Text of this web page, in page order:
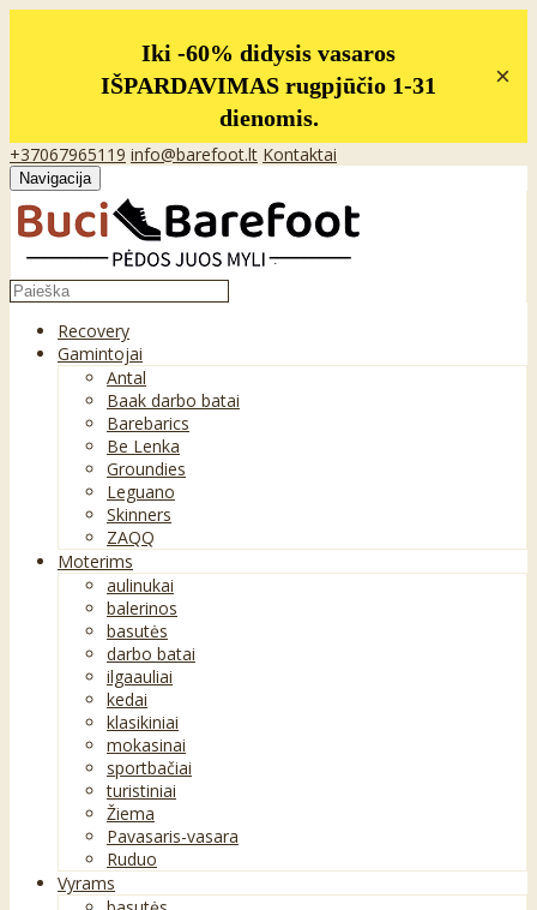
Iki -60% didysis vasaros
IŠPARDAVIMAS rugpjūčio 1-31
dienomis.
×
+37067965119 info@barefoot.lt Kontaktai
Navigacija
Recovery
Gamintojai
Antal
Baak darbo batai
Barebarics
Be Lenka
Groundies
Leguano
Skinners
ZAQQ
Moterims
aulinukai
balerinos
basutės
darbo batai
ilgaauliai
kedai
klasikiniai
mokasinai
sportbačiai
turistiniai
Žiema
Pavasaris-vasara
Ruduo
Vyrams